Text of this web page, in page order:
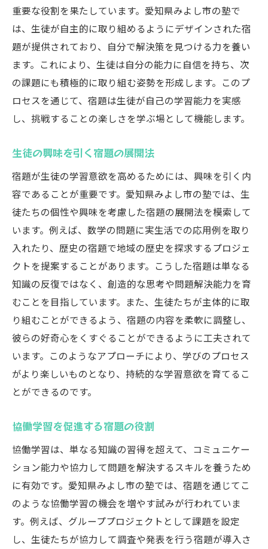
重要な役割を果たしています。愛知県みよし市の塾で
は、生徒が自主的に取り組めるようにデザインされた宿
題が提供されており、自分で解決策を見つける力を養い
ます。これにより、生徒は自分の能力に自信を持ち、次
の課題にも積極的に取り組む姿勢を形成します。このプ
ロセスを通じて、宿題は生徒が自己の学習能力を実感
し、挑戦することの楽しさを学ぶ場として機能します。
生徒の興味を引く宿題の展開法
宿題が生徒の学習意欲を高めるためには、興味を引く内
容であることが重要です。愛知県みよし市の塾では、生
徒たちの個性や興味を考慮した宿題の展開法を模索して
います。例えば、数学の問題に実生活での応用例を取り
入れたり、歴史の宿題で地域の歴史を探求するプロジェ
クトを提案することがあります。こうした宿題は単なる
知識の反復ではなく、創造的な思考や問題解決能力を育
むことを目指しています。また、生徒たちが主体的に取
り組むことができるよう、宿題の内容を柔軟に調整し、
彼らの好奇心をくすぐることができるように工夫されて
います。このようなアプローチにより、学びのプロセス
がより楽しいものとなり、持続的な学習意欲を育てるこ
とができるのです。
協働学習を促進する宿題の役割
協働学習は、単なる知識の習得を超えて、コミュニケー
ション能力や協力して問題を解決するスキルを養うため
に有効です。愛知県みよし市の塾では、宿題を通じてこ
のような協働学習の機会を増やす試みが行われていま
す。例えば、グループプロジェクトとして課題を設定
し、生徒たちが協力して調査や発表を行う宿題が導入さ